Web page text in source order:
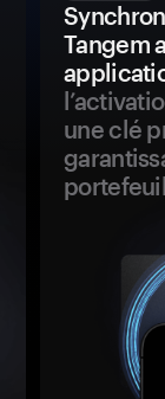
Tangem
une clé